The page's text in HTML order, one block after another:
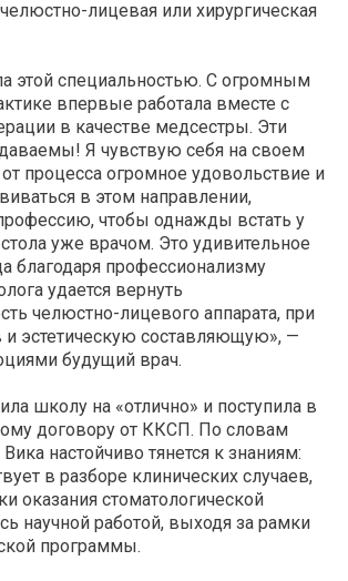
лицевая или хирургическая
этой специальностью. С огромным
впервые работала вместе с
в качестве медсестры. Эти
Я чувствую себя на своем
процесса огромное удовольствие и
в этом направлении,
чтобы однажды встать у
уже врачом. Это удивительное
благодаря профессионализму
удается вернуть
челюстно-лицевого аппарата, при
и эстетическую составляющую», —
будущий врач.
школу на «отлично» и поступила в
договору от ККСП. По словам
настойчиво тянется к знаниям:
в разборе клинических случаев,
оказания стоматологической
научной работой, выходя за рамки
программы.